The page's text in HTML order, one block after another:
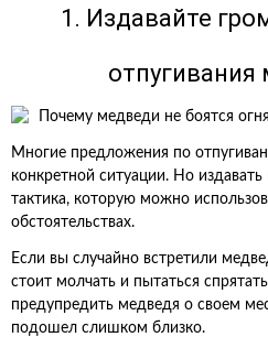
1. Издавайте
отпугивания
Многие предложения по
конкретной ситуации. Но
тактика, которую можно
обстоятельствах.
Если вы случайно встретили
стоит молчать и пытаться
предупредить медведя о своем
подошел слишком близко.